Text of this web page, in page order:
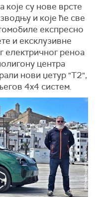
које су нове врсте
и које ће све
експресно
и ексклузивне
реноа
центра
нови џетур "Т2",
4x4 систем.